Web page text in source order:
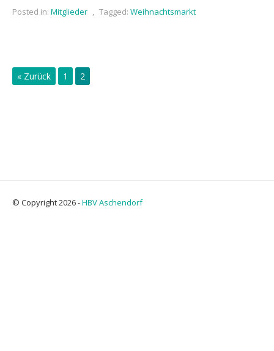
Posted in: Mitglieder , Tagged: Weihnachtsmarkt
« Zurück 1 2
© Copyright 2026 -HBV Aschendorf